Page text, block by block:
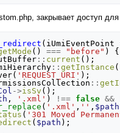
закрывает доступ
( iUmiEventPoint
() === "before" )
{
:: current ();
::getInstance
( 'REQUEST_URI' );
::
->isSv ();
, '.xml' ) !== false &&
( '.xml' , '' , $path
( '301 Moved
( $path );